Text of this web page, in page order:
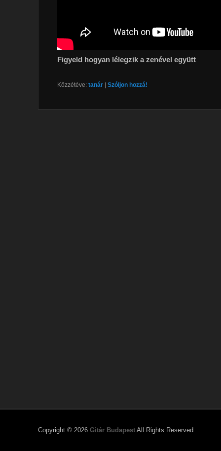
Figyeld hogyan lélegzik a zenével együtt
Közzétéve: tanár Szóljon hozzá!
Copyright © 2026 Gitár Budapest All Rights Reserved.